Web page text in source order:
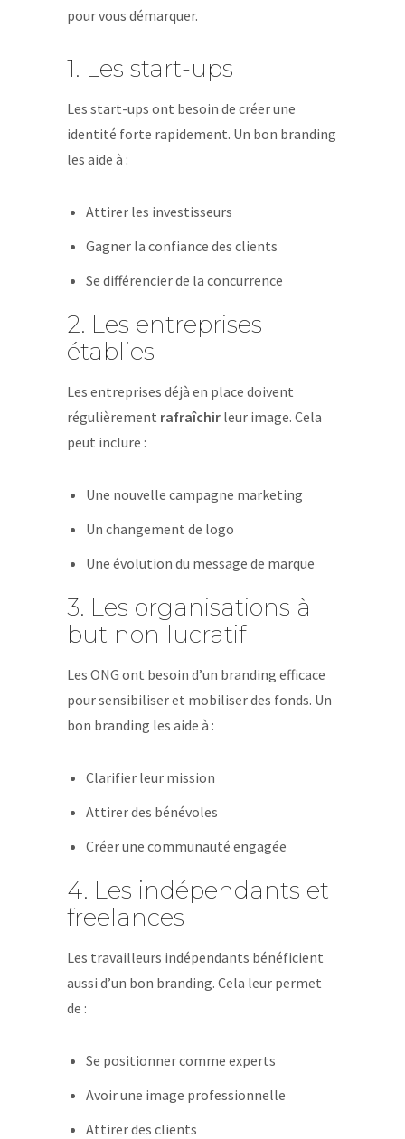
pour vous démarquer.
1. Les start-ups
Les start-ups ont besoin de créer une
identité forte rapidement. Un bon branding
les aide à :
Attirer les investisseurs
Gagner la confiance des clients
Se différencier de la concurrence
2. Les entreprises
établies
Les entreprises déjà en place doivent
régulièrement rafraîchir leur image. Cela
peut inclure :
Une nouvelle campagne marketing
Un changement de logo
Une évolution du message de marque
3. Les organisations à
but non lucratif
Les ONG ont besoin d’un branding efficace
pour sensibiliser et mobiliser des fonds. Un
bon branding les aide à :
Clarifier leur mission
Attirer des bénévoles
Créer une communauté engagée
4. Les indépendants et
freelances
Les travailleurs indépendants bénéficient
aussi d’un bon branding. Cela leur permet
de :
Se positionner comme experts
Avoir une image professionnelle
Attirer des clients